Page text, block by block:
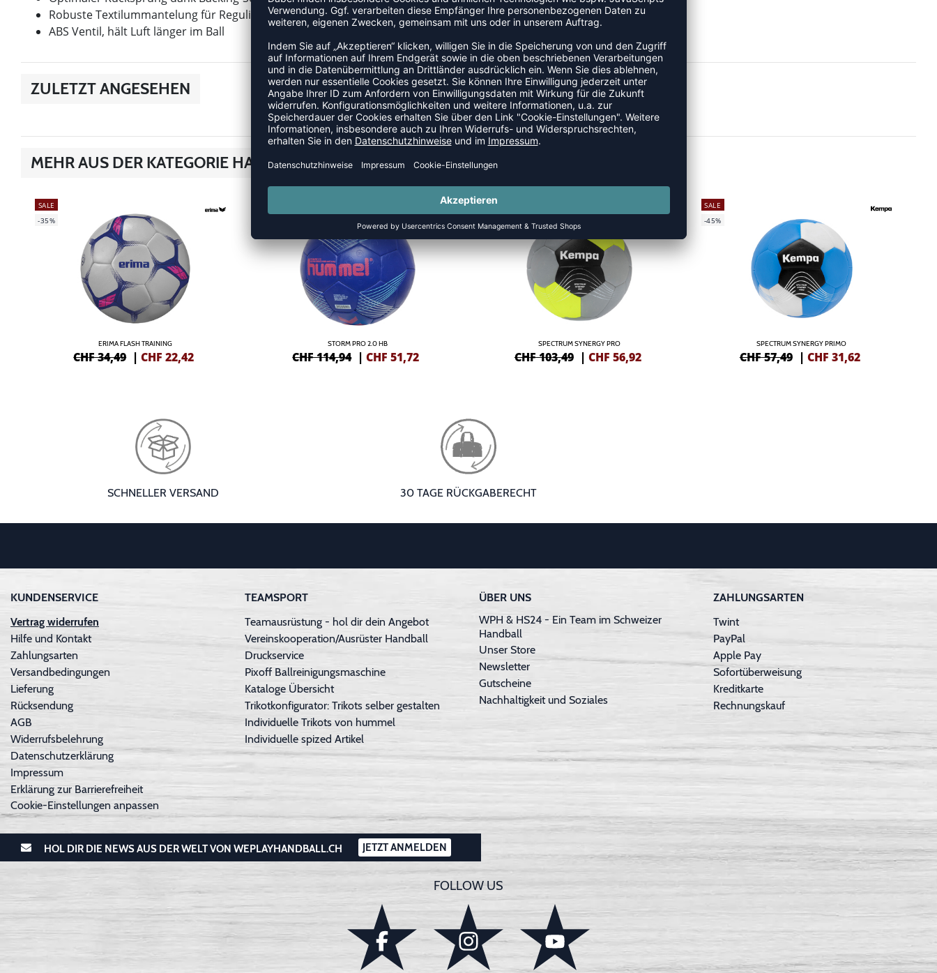
Robuste Textilummantelung für Regulierung der Weichheit und eine dauerhaft runde Form
ABS Ventil, hält Luft länger im Ball
ZULETZT ANGESEHEN
MEHR AUS DER KATEGORIE HANDBÄLLE
SALE
-35%
ERIMA FLASH TRAINING
CHF 34,49 |CHF 22,42
STORM PRO 2.0 HB
CHF 114,94 |CHF 51,72
SALE
SPECTRUM SYNERGY PRO
CHF 103,49 | CHF 56,92
SALE
-45%
SPECTRUM SYNERGY PRIMO
CHF 57,49 | CHF 31,62
SCHNELLER VERSAND 30 TAGE RÜCKGABERECHT
KUNDENSERVICE
Vertrag widerrufen
Hilfe und Kontakt
Zahlungsarten
Versandbedingungen
Lieferung
Rücksendung
AGB
Widerrufsbelehrung
Datenschutzerklärung
Impressum
Erklärung zur Barrierefreiheit
Cookie-Einstellungen anpassen
TEAMSPORT
Teamausrüstung - hol dir dein Angebot
Vereinskooperation/Ausrüster Handball
Druckservice
Pixoff Ballreinigungsmaschine
Kataloge Übersicht
Trikotkonfigurator: Trikots selber gestalten
Individuelle Trikots von hummel
Individuelle spized Artikel
ÜBER UNS
WPH & HS24 - Ein Team im Schweizer
Handball
Unser Store
Newsletter
Gutscheine
Nachhaltigkeit und Soziales
ZAHLUNGSARTEN
Twint
PayPal
Apple Pay
Sofortüberweisung
Kreditkarte
Rechnungskauf
HOL DIR DIE NEWS AUS DER WELT VON WEPLAYHANDBALL.CH JETZT ANMELDEN
FOLLOW US